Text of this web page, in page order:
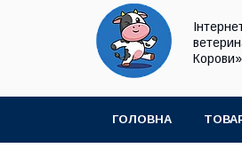
Корови»
ГОЛОВНА